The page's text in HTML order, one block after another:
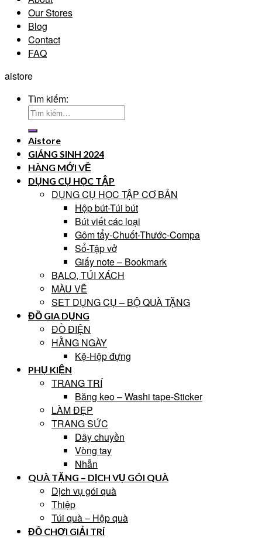
Our Stores
Blog
Contact
FAQ
aistore
Tìm kiếm:
Aistore
GIÁNG SINH 2024
HÀNG MỚI VỀ
DỤNG CỤ HỌC TẬP
DỤNG CỤ HỌC TẬP CƠ BẢN
Hộp bút-Túi bút
Bút viết các loại
Gôm tẩy-Chuốt-Thước-Compa
Sổ-Tập vở
Giấy note – Bookmark
BALO, TÚI XÁCH
MÀU VẼ
SET DỤNG CỤ – BỘ QUÀ TẶNG
ĐỒ GIA DỤNG
ĐỒ ĐIỆN
HẰNG NGÀY
Kệ-Hộp đựng
PHỤ KIỆN
TRANG TRÍ
Băng keo – Washi tape-Sticker
LÀM ĐẸP
TRANG SỨC
Dây chuyền
Vòng tay
Nhẫn
QUÀ TẶNG – DỊCH VỤ GÓI QUÀ
Dịch vụ gói quà
Thiệp
Túi quà – Hộp quà
ĐỒ CHƠI GIẢI TRÍ